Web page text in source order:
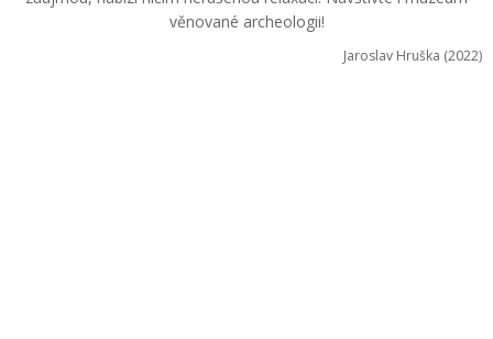
věnované archeologii!
Jaroslav Hruška (2022)